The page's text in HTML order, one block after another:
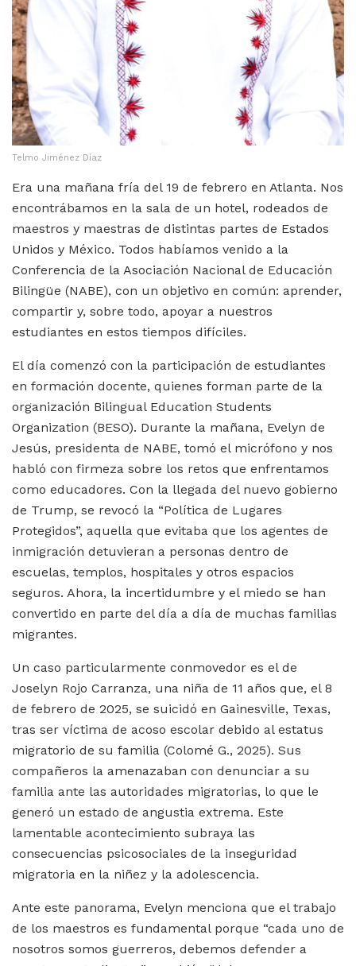
Telmo Jiménez Díaz
Era una mañana fría del 19 de febrero en Atlanta. Nos
encontrábamos en la sala de un hotel, rodeados de
maestros y maestras de distintas partes de Estados
Unidos y México. Todos habíamos venido a la
Conferencia de la Asociación Nacional de Educación
Bilingüe (NABE), con un objetivo en común: aprender,
compartir y, sobre todo, apoyar a nuestros
estudiantes en estos tiempos difíciles.
El día comenzó con la participación de estudiantes
en formación docente, quienes forman parte de la
organización Bilingual Education Students
Organization (BESO). Durante la mañana, Evelyn de
Jesús, presidenta de NABE, tomó el micrófono y nos
habló con firmeza sobre los retos que enfrentamos
como educadores. Con la llegada del nuevo gobierno
de Trump, se revocó la “Política de Lugares
Protegidos”, aquella que evitaba que los agentes de
inmigración detuvieran a personas dentro de
escuelas, templos, hospitales y otros espacios
seguros. Ahora, la incertidumbre y el miedo se han
convertido en parte del día a día de muchas familias
migrantes.
Un caso particularmente conmovedor es el de
Joselyn Rojo Carranza, una niña de 11 años que, el 8
de febrero de 2025, se suicidó en Gainesville, Texas,
tras ser víctima de acoso escolar debido al estatus
migratorio de su familia (Colomé G., 2025). Sus
compañeros la amenazaban con denunciar a su
familia ante las autoridades migratorias, lo que le
generó un estado de angustia extrema. Este
lamentable acontecimiento subraya las
consecuencias psicosociales de la inseguridad
migratoria en la niñez y la adolescencia.
Ante este panorama, Evelyn menciona que el trabajo
de los maestros es fundamental porque “cada uno de
nosotros somos guerreros, debemos defender a